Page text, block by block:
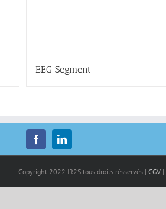
EEG Segment
Copyright 2022 IR2S tous droits résservés | CGV |